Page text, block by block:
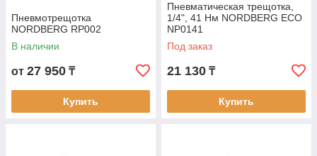
Пневмотрещотка
NORDBERG RP002
В наличии
от 27 950 ₸
Купить
Пневматическая трещотка,
1/4", 41 Нм NORDBERG ECO
NP0141
Под заказ
21 130 ₸
Купить